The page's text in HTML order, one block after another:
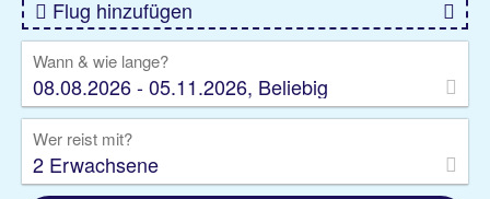
Flug hinzufügen
Wann & wie lange?
08.08.2026 - 05.11.2026, Beliebig
Wer reist mit?
2 Erwachsene